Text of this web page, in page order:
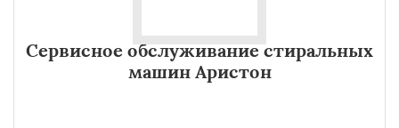
Сервисное обслуживание стиральных
машин Аристон